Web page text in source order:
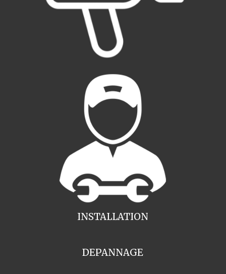
INSTALLATION
DEPANNAGE